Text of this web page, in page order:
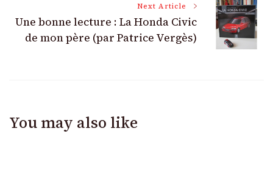
Next Article
Une bonne lecture : La Honda Civic
de mon père (par Patrice Vergès)
You may also like